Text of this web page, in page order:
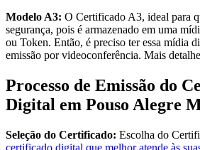
Modelo A3: O Certificado A3, ideal para
segurança, pois é armazenado em uma
ou Token. Então, é preciso ter essa mídia
emissão por videoconferência. Mais
Processo de Emissão do
Digital em Pouso Alegre
Seleção do Certificado: Escolha do